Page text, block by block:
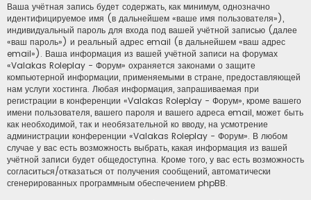
Ваша учётная запись будет содержать, как минимум, однозначно
идентифицируемое имя (в дальнейшем «ваше имя пользователя»),
индивидуальный пароль для входа под вашей учётной записью (далее
«ваш пароль») и реальный адрес email (в дальнейшем «ваш адрес
email»). Ваша информация из вашей учётной записи на форумах
«Valakas Roleplay - Форум» охраняется законами о защите
компьютерной информации, применяемыми в стране, предоставляющей
нам услуги хостинга. Любая информация, запрашиваемая при
регистрации в конференции «Valakas Roleplay - Форум», кроме вашего
имени пользователя, вашего пароля и вашего адреса email, может быть
как необходимой, так и необязательной ко вводу, на усмотрение
администрации конференции «Valakas Roleplay - Форум». В любом
случае у вас есть возможность выбрать, какая информация из вашей
учётной записи будет общедоступна. Кроме того, у вас есть возможность
согласиться/отказаться от получения сообщений, автоматически
сгенерированных программным обеспечением phpBB.